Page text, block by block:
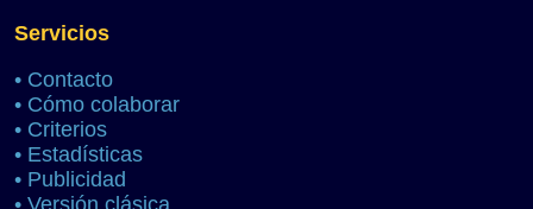
Servicios
• Contacto
• Cómo colaborar
• Criterios
• Estadísticas
• Publicidad
• Versión clásica